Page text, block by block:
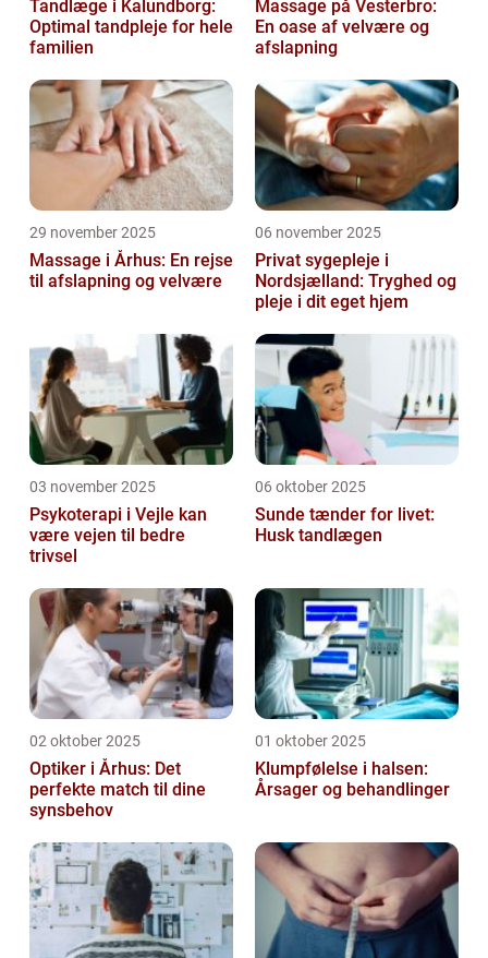
Tandlæge i Kalundborg:
Optimal tandpleje for hele
familien
Massage på Vesterbro:
En oase af velvære og
afslapning
29 november 2025
Massage i Århus: En rejse
til afslapning og velvære
06 november 2025
Privat sygepleje i
Nordsjælland: Tryghed og
pleje i dit eget hjem
03 november 2025
Psykoterapi i Vejle kan
være vejen til bedre
trivsel
06 oktober 2025
Sunde tænder for livet:
Husk tandlægen
02 oktober 2025
Optiker i Århus: Det
perfekte match til dine
synsbehov
01 oktober 2025
Klumpfølelse i halsen:
Årsager og behandlinger